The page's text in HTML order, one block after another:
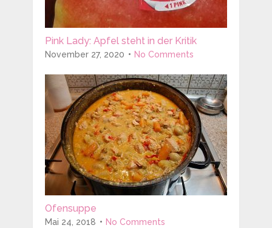
Pink Lady: Apfel steht in der Kritik
November 27, 2020 No Comments
Ofensuppe
Mai 24, 2018 No Comments